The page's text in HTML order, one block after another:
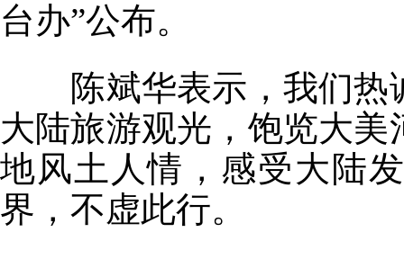
台办”公布。
陈斌华表示，我们热
大陆旅游观光，饱览大
地风土人情，感受大陆
界，不虚此行。